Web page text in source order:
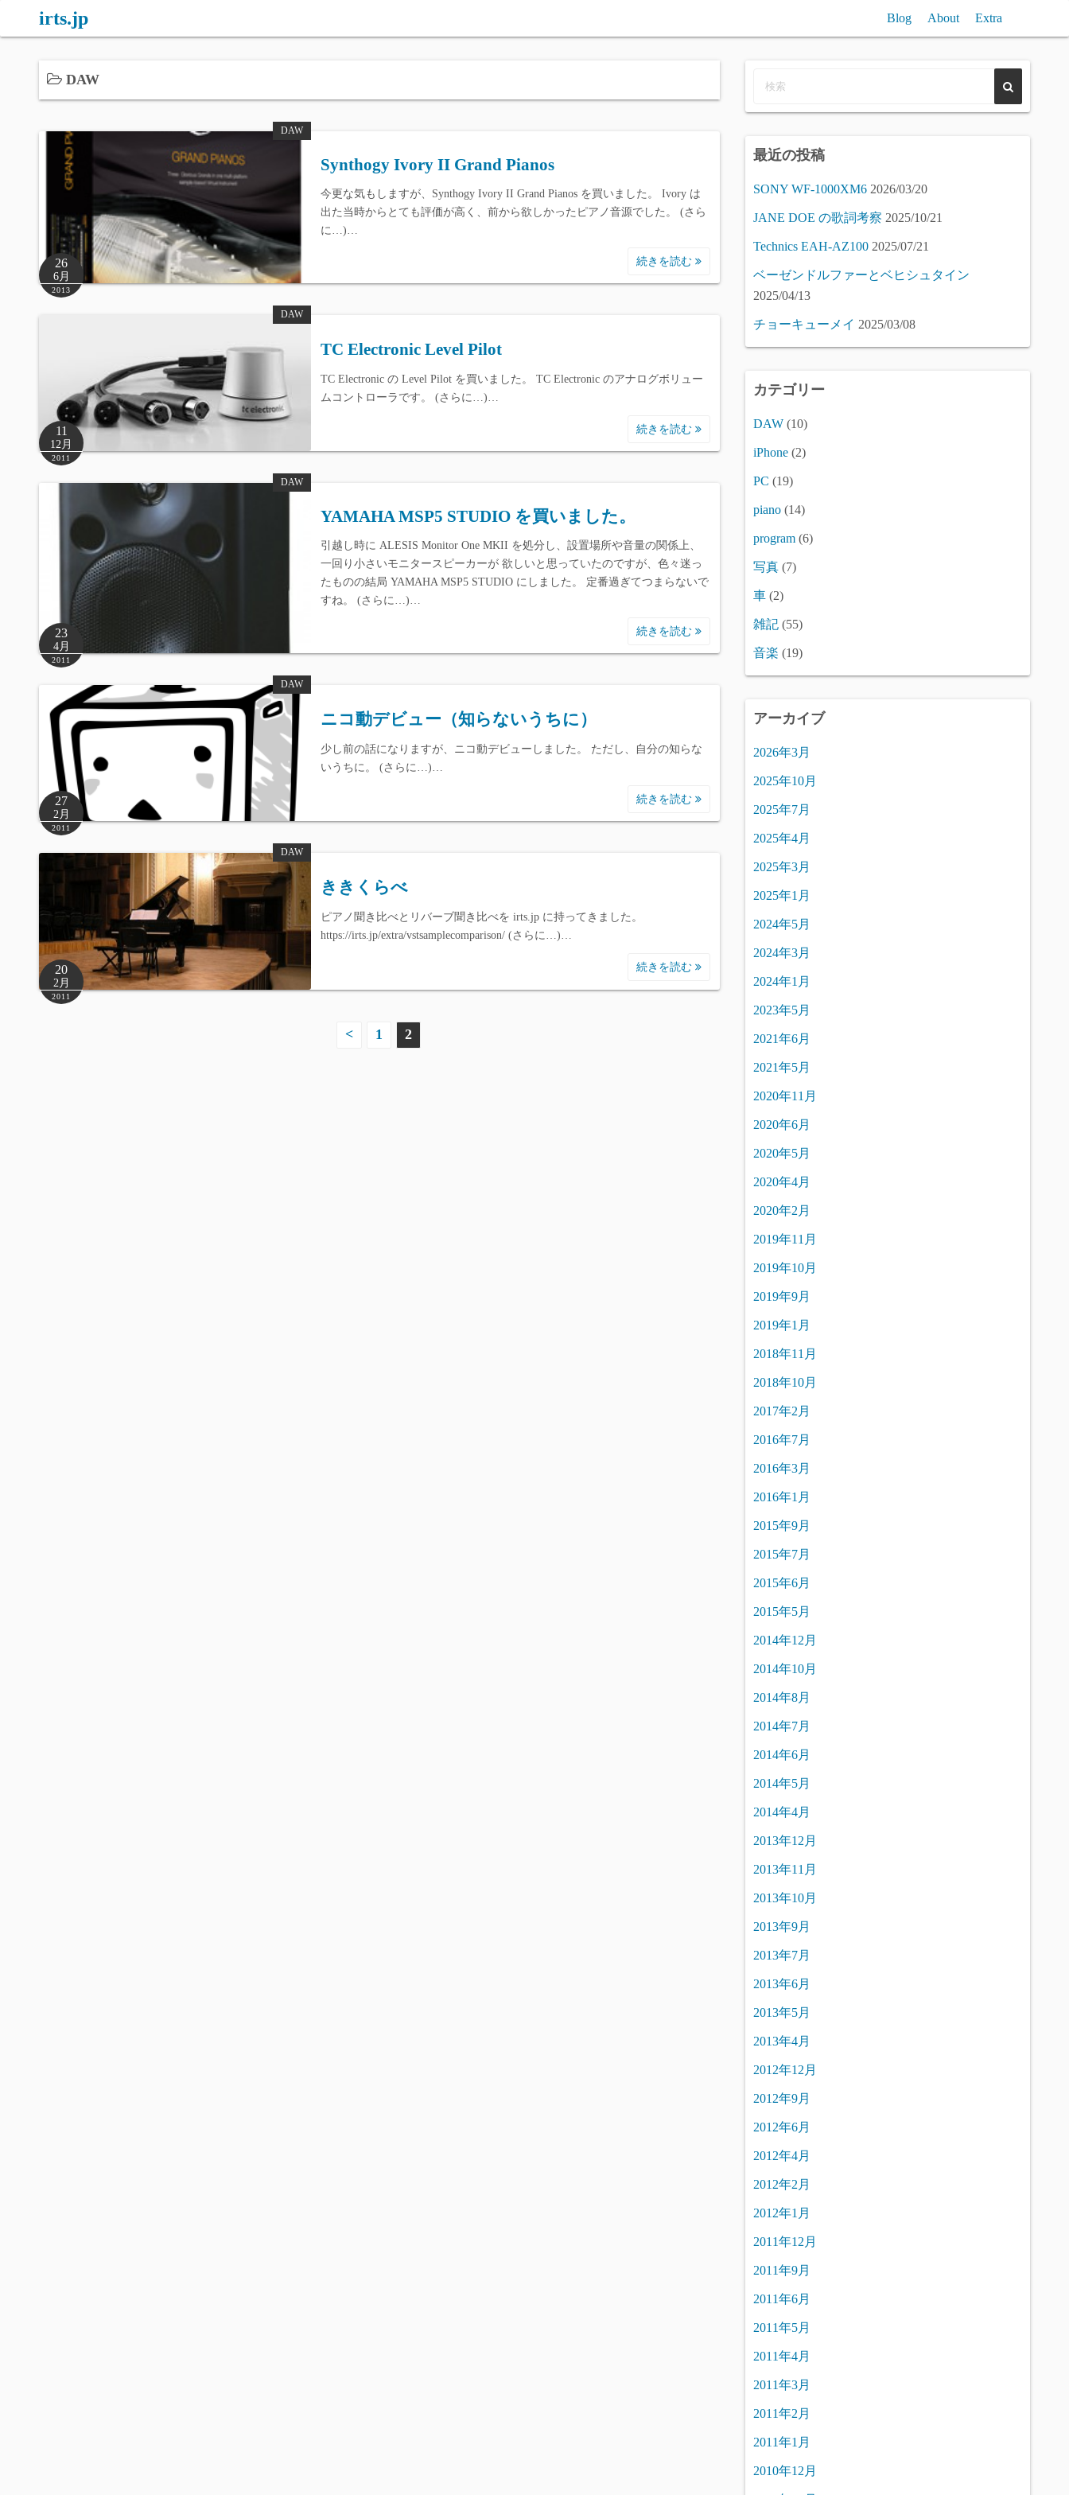
irts.jp Blog About Extra
各種ピアノ聞き比べ / Piano (free) Samples Compare
DAW
DAW
26
6月
2013
Synthogy Ivory II Grand Pianos
今更な気もしますが、Synthogy Ivory II Grand Pianos を買いました。 Ivory は
出た当時からとても評価が高く、前から欲しかったピアノ音源でした。 (さら
に…)…
続きを読む
DAW
11
12月
2011
TC Electronic Level Pilot
TC Electronic の Level Pilot を買いました。 TC Electronic のアナログボリュー
ムコントローラです。 (さらに…)…
続きを読む
DAW
23
4月
2011
YAMAHA MSP5 STUDIO を買いました。
引越し時に ALESIS Monitor One MKII を処分し、設置場所や音量の関係上、
一回り小さいモニタースピーカーが 欲しいと思っていたのですが、色々迷っ
たものの結局 YAMAHA MSP5 STUDIO にしました。 定番過ぎてつまらないで
すね。 (さらに…)…
続きを読む
DAW
27
2月
2011
ニコ動デビュー（知らないうちに）
少し前の話になりますが、ニコ動デビューしました。 ただし、自分の知らな
いうちに。 (さらに…)…
続きを読む
DAW
20
2月
2011
ききくらべ
ピアノ聞き比べとリバーブ聞き比べを irts.jp に持ってきました。
https://irts.jp/extra/vstsamplecomparison/ (さらに…)…
続きを読む
< 1 2
最近の投稿
SONY WF-1000XM6 2026/03/20
JANE DOE の歌詞考察 2025/10/21
Technics EAH-AZ100 2025/07/21
ベーゼンドルファーとベヒシュタイン
2025/04/13
チョーキューメイ 2025/03/08
カテゴリー
DAW (10)
iPhone (2)
PC (19)
piano (14)
program (6)
写真 (7)
車 (2)
雑記 (55)
音楽 (19)
アーカイブ
2026年3月
2025年10月
2025年7月
2025年4月
2025年3月
2025年1月
2024年5月
2024年3月
2024年1月
2023年5月
2021年6月
2021年5月
2020年11月
2020年6月
2020年5月
2020年4月
2020年2月
2019年11月
2019年10月
2019年9月
2019年1月
2018年11月
2018年10月
2017年2月
2016年7月
2016年3月
2016年1月
2015年9月
2015年7月
2015年6月
2015年5月
2014年12月
2014年10月
2014年8月
2014年7月
2014年6月
2014年5月
2014年4月
2013年12月
2013年11月
2013年10月
2013年9月
2013年7月
2013年6月
2013年5月
2013年4月
2012年12月
2012年9月
2012年6月
2012年4月
2012年2月
2012年1月
2011年12月
2011年9月
2011年6月
2011年5月
2011年4月
2011年3月
2011年2月
2011年1月
2010年12月